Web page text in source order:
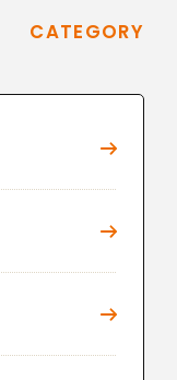
CATEGORY